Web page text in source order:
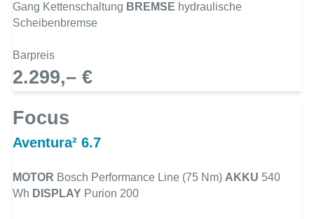
Gang Kettenschaltung BREMSE hydraulische
Scheibenbremse
Barpreis
2.299,– €
Focus
Aventura² 6.7
MOTOR Bosch Performance Line (75 Nm) AKKU 540
Wh DISPLAY Purion 200